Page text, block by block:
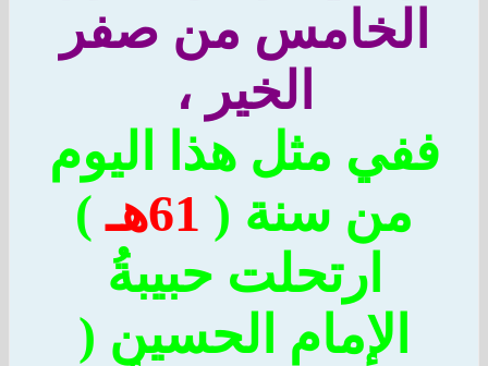
الخامس من صفر
الخير ،
ففي مثل هذا اليوم
من سنة (61هـ
)
ارتحلت حبيبةُ
الإمام الحسين (